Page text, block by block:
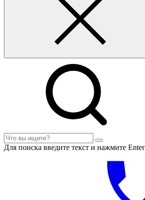
Для поиска введите текст и нажмите Enter